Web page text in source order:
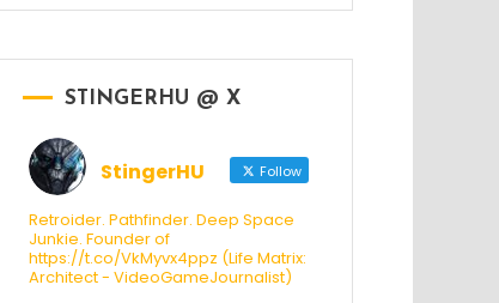
STINGERHU @ X
StingerHU Follow
Retroider. Pathfinder. Deep Space
Junkie. Founder of
https://t.co/VkMyvx4ppz (Life Matrix:
Architect - VideoGameJournalist)